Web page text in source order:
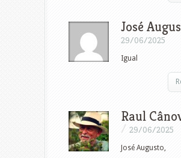
José
29/06/2025
Igual
Raul
/ 29/06/2025
José Augusto,